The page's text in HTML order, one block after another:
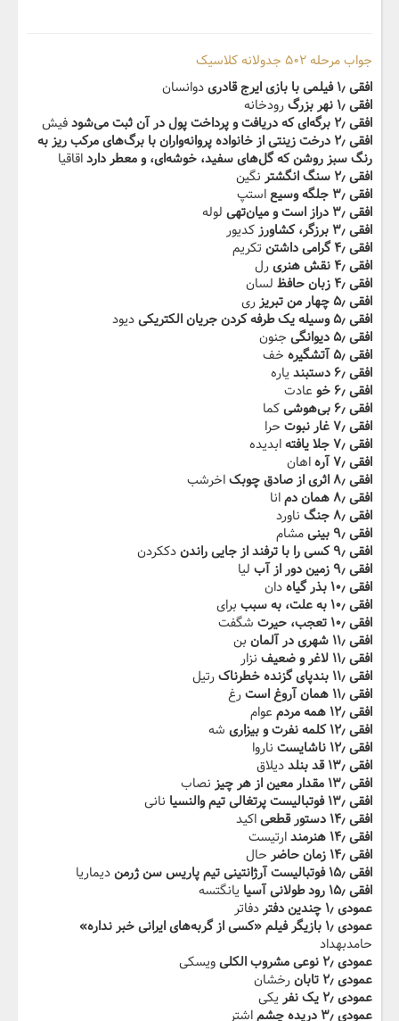
جواب مرحله ۵۰۲ جدولانه کلاسیک
افقی ۱٫ فیلمی با بازی ایرج قادری
دوانسان
افقی ۱٫ نهر بزرگ
رودخانه
افقی ۲٫ برگه‌ای که دریافت و پرداخت پول در آن ثبت می‌شود
فیش
افقی ۲٫ درخت زینتی از خانواده پروانه‌واران با برگ‌های مرکب ریز به
رنگ سبز روشن که گل‌های سفید، خوشه‌ای، و معطر دارداقاقیا
افقی ۲٫ سنگ انگشتر
نگین
افقی ۳٫ جلگه وسیع
استپ
افقی ۳٫ دراز است و میان‌تهی
لوله
افقی ۳٫ برزگر، کشاورز
کدیور
افقی ۴٫ گرامی داشتن
تکریم
افقی ۴٫ نقش هنری
رل
افقی ۴٫ زبان حافظ
لسان
افقی ۵٫ چهار من تبریز
ری
افقی ۵٫ وسیله یک طرفه کردن جریان الکتریکی
دیود
افقی ۵٫ دیوانگی
جنون
افقی ۵٫ آتشگیره
خف
افقی ۶٫ دستبند
یاره
افقی ۶٫ خو
عادت
افقی ۶٫ بی‌هوشی
کما
افقی ۷٫ غار نبوت
حرا
افقی ۷٫ جلا یافته
ابدیده
افقی ۷٫ آره
اهان
افقی ۸٫ اثری از صادق چوبک
اخرشب
افقی ۸٫ همان دم
انا
افقی ۸٫ جنگ
ناورد
افقی ۹٫ بینی
مشام
افقی ۹٫ کسی را با ترفند از جایی راندن
دککردن
افقی ۹٫ زمین دور از آب
لیا
افقی ۱۰٫ بذر گیاه
دان
افقی ۱۰٫ به علت، به سبب
برای
افقی ۱۰٫ تعجب، حیرت
شگفت
افقی ۱۱٫ شهری در آلمان
بن
افقی ۱۱٫ لاغر و ضعیف
نزار
افقی ۱۱٫ بندپای گزنده خطرناک
رتیل
افقی ۱۱٫ همان آروغ است
رغ
افقی ۱۲٫ همه مردم
عوام
افقی ۱۲٫ کلمه نفرت و بیزاری
شه
افقی ۱۲٫ ناشایست
ناروا
افقی ۱۳٫ قد بنلد
دیلاق
افقی ۱۳٫ مقدار معین از هر چیز
نصاب
افقی ۱۳٫ فوتبالیست پرتغالی تیم والنسیا
نانی
افقی ۱۴٫ دستور قطعی
اکید
افقی ۱۴٫ هنرمند
ارتیست
افقی ۱۴٫ زمان حاضر
حال
افقی ۱۵٫ فوتبالیست آرژانتینی تیم پاریس سن ژرمن
دیماریا
افقی ۱۵٫ رود طولانی آسیا
یانگتسه
عمودی ۱٫ چندین دفتر
دفاتر
عمودی ۱٫ بازیگر فیلم «کسی از گربه‌های ایرانی خبر نداره»
حامدبهداد
عمودی ۲٫ نوعی مشروب الکلی
ویسکی
عمودی ۲٫ تابان
رخشان
عمودی ۲٫ یک نفر
یکی
عمودی ۳٫ دریده چشم
اشتر